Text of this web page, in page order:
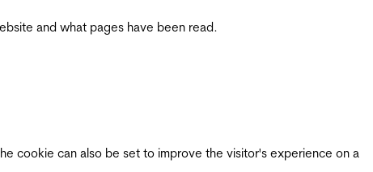
and what pages have been read.
cookie can also be set to improve the visitor's experience on a